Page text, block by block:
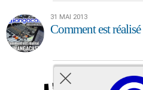
31 MAI 2013
Comment est